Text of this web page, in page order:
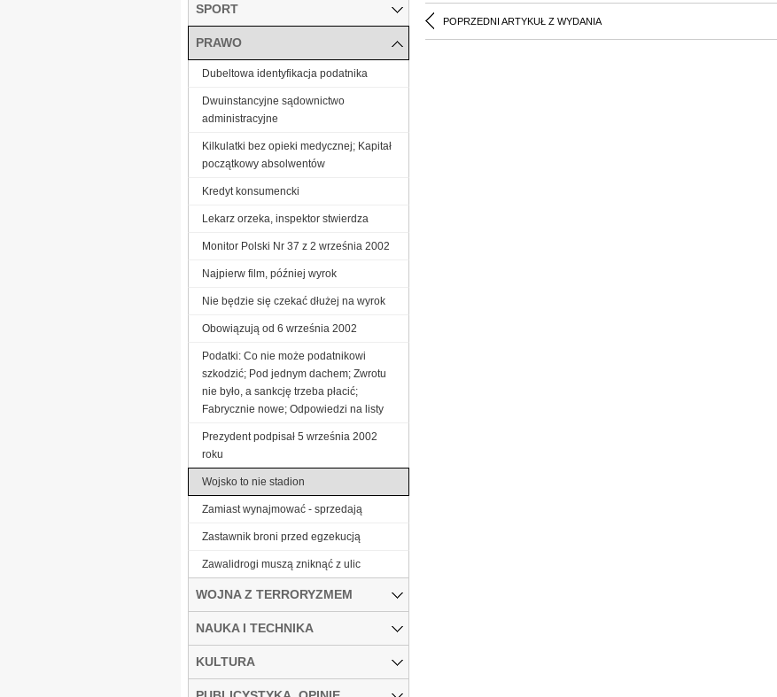
POPRZEDNI ARTYKUŁ Z WYDANIA
SPORT
PRAWO
Dubeltowa identyfikacja podatnika
Dwuinstancyjne sądownictwo
administracyjne
Kilkulatki bez opieki medycznej; Kapitał
początkowy absolwentów
Kredyt konsumencki
Lekarz orzeka, inspektor stwierdza
Monitor Polski Nr 37 z 2 września 2002
Najpierw film, później wyrok
Nie będzie się czekać dłużej na wyrok
Obowiązują od 6 września 2002
Podatki: Co nie może podatnikowi
szkodzić; Pod jednym dachem; Zwrotu
nie było, a sankcję trzeba płacić;
Fabrycznie nowe; Odpowiedzi na listy
Prezydent podpisał 5 września 2002
roku
Wojsko to nie stadion
Zamiast wynajmować - sprzedają
Zastawnik broni przed egzekucją
Zawalidrogi muszą zniknąć z ulic
WOJNA Z TERRORYZMEM
NAUKA I TECHNIKA
KULTURA